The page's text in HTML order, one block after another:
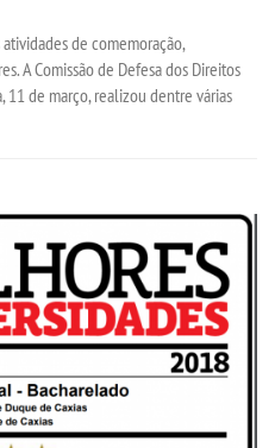
de comemoração,
A Comissão de Defesa dos Direitos
11 de março, realizou dentre várias